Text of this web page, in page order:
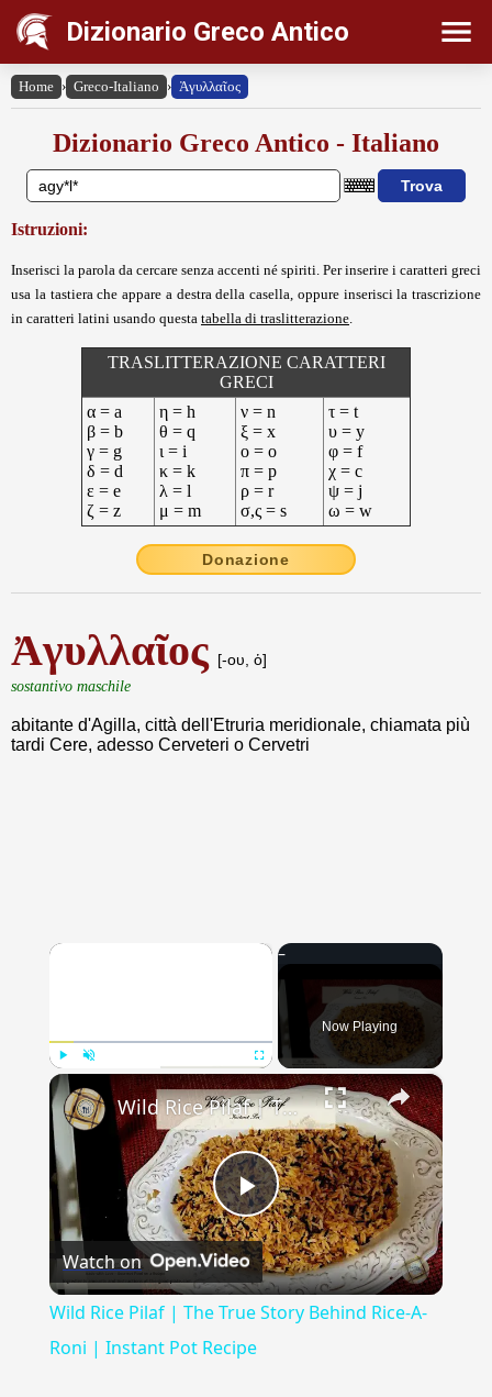
Dizionario Greco Antico
Home › Greco-Italiano › Ἀγυλλαῖος
Dizionario Greco Antico - Italiano
Istruzioni:
Inserisci la parola da cercare senza accenti né spiriti. Per inserire i caratteri greci
usa la tastiera che appare a destra della casella, oppure inserisci la trascrizione
in caratteri latini usando questa tabella di traslitterazione
TRASLITTERAZIONE CARATTERI
GRECI
α = a
β = b
γ = g
δ = d
ε = e
ζ = z
η = h
θ = q
ι = i
κ = k
λ = l
μ = m
ν = n
ξ = x
ο = o
π = p
ρ = r
σ,ς = s
τ = t
υ = y
φ = f
χ = c
ψ = j
ω = w
Donazione
Ἀγυλλαῖος [-ου, ὁ]
sostantivo maschile
abitante d'Agilla, città dell'Etruria meridionale, chiamata più
tardi Cere, adesso Cerveteri o Cervetri
×
Play Fullscreen
Now Playing
×
Play
Video
Wild Rice Pilaf | The True Story Behind Rice-A-Roni | Instant Pot Recipe
Watch on
Wild Rice Pilaf | The True Story Behind Rice-A-
Roni | Instant Pot Recipe